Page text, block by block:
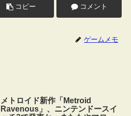
コピー コメント
ゲームメモ
メトロイド新作「Metroid
Ravenous」、ニンテンドースイ